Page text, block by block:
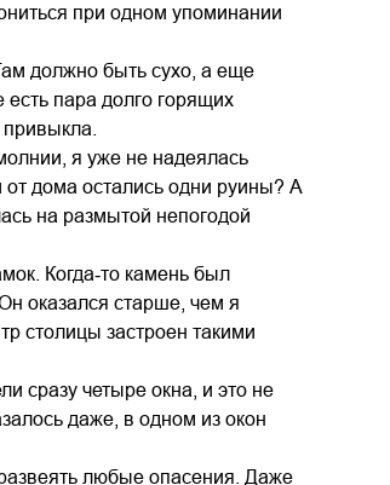
при одном упоминании
должно быть сухо, а еще
есть пара долго горящих
я уже не надеялась
дома остались одни руины? А
на размытой непогодой
Когда‑то камень был
оказался старше, чем я
столицы застроен такими
сразу четыре окна, и это не
даже, в одном из окон
любые опасения. Даже